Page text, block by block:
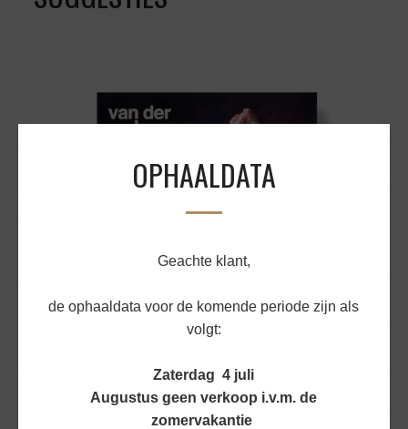
OPHAALDATA
Geachte klant,
de ophaaldata voor de komende periode zijn als
volgt:
Zaterdag 4 juli
Augustus geen verkoop i.v.m. de
zomervakantie
€25,00
BEKIJK PRODUCT